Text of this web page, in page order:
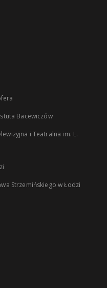
Bacewiczów
i Teatralna im. L.
Strzemińskiego w Łodzi